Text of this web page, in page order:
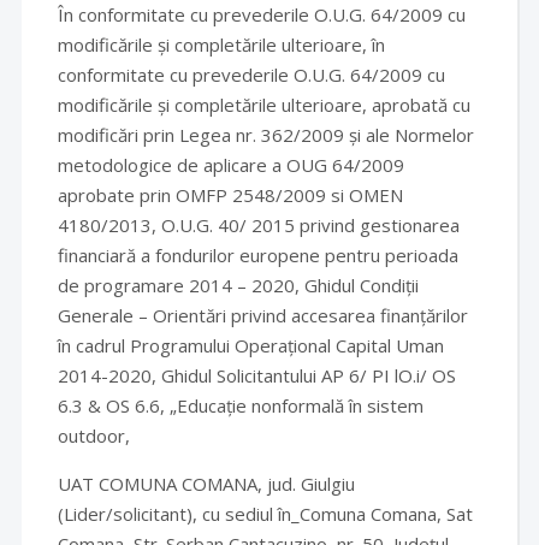
În conformitate cu prevederile O.U.G. 64/2009 cu
modificările și completările ulterioare, în
conformitate cu prevederile O.U.G. 64/2009 cu
modificările și completările ulterioare, aprobată cu
modificări prin Legea nr. 362/2009 și ale Normelor
metodologice de aplicare a OUG 64/2009
aprobate prin OMFP 2548/2009 si OMEN
4180/2013, O.U.G. 40/ 2015 privind gestionarea
financiară a fondurilor europene pentru perioada
de programare 2014 – 2020, Ghidul Condiții
Generale – Orientări privind accesarea finanțărilor
în cadrul Programului Operațional Capital Uman
2014-2020, Ghidul Solicitantului AP 6/ PI lO.i/ OS
6.3 & OS 6.6, „Educație nonformală în sistem
outdoor,
UAT COMUNA COMANA, jud. Giulgiu
(Lider/solicitant), cu sediul în_Comuna Comana, Sat